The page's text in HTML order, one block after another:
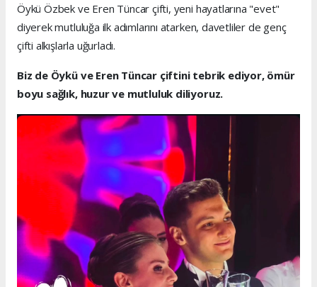
Öykü Özbek ve Eren Tüncar çifti, yeni hayatlarına "evet"
diyerek mutluluğa ilk adımlarını atarken, davetliler de genç
çifti alkışlarla uğurladı.
Biz de Öykü ve Eren Tüncar çiftini tebrik ediyor, ömür
boyu sağlık, huzur ve mutluluk diliyoruz.